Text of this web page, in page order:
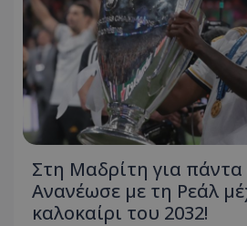
Στη Μαδρίτη για πάντα
Ανανέωσε με τη Ρεάλ
καλοκαίρι του 2032!